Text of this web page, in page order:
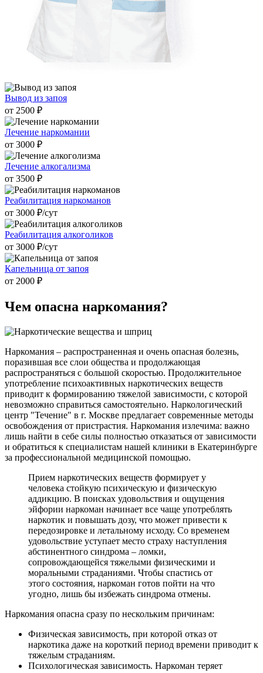
Вывод из запоя
от 2500 ₽
Лечение наркомании
от 3000 ₽
Лечение алкогализма
от 3500 ₽
Реабилитация наркоманов
от 3000 ₽/cут
Реабилитация алкоголиков
от 3000 ₽/cут
Капельница от запоя
от 2000 ₽
Чем опасна наркомания?
Наркомания – распространенная и очень опасная болезнь,
поразившая все слои общества и продолжающая
распространяться с большой скоростью. Продолжительное
употребление психоактивных наркотических веществ
приводит к формированию тяжелой зависимости, с которой
невозможно справиться самостоятельно. Наркологический
центр "Течение" в г. Москве предлагает современные методы
освобождения от пристрастия. Наркомания излечима: важно
лишь найти в себе силы полностью отказаться от зависимости
и обратиться к специалистам нашей клиники в Екатеринбурге
за профессиональной медицинской помощью.
Прием наркотических веществ формирует у
человека стойкую психическую и физическую
аддикцию. В поисках удовольствия и ощущения
эйфории наркоман начинает все чаще употреблять
наркотик и повышать дозу, что может привести к
передозировке и летальному исходу. Со временем
удовольствие уступает место страху наступления
абстинентного синдрома – ломки,
сопровождающейся тяжелыми физическими и
моральными страданиями. Чтобы спастись от
этого состояния, наркоман готов пойти на что
угодно, лишь бы избежать синдрома отмены.
Наркомания опасна сразу по нескольким причинам:
Физическая зависимость, при которой отказ от
наркотика даже на короткий период времени приводит к
тяжелым страданиям.
Психологическая зависимость. Наркоман теряет